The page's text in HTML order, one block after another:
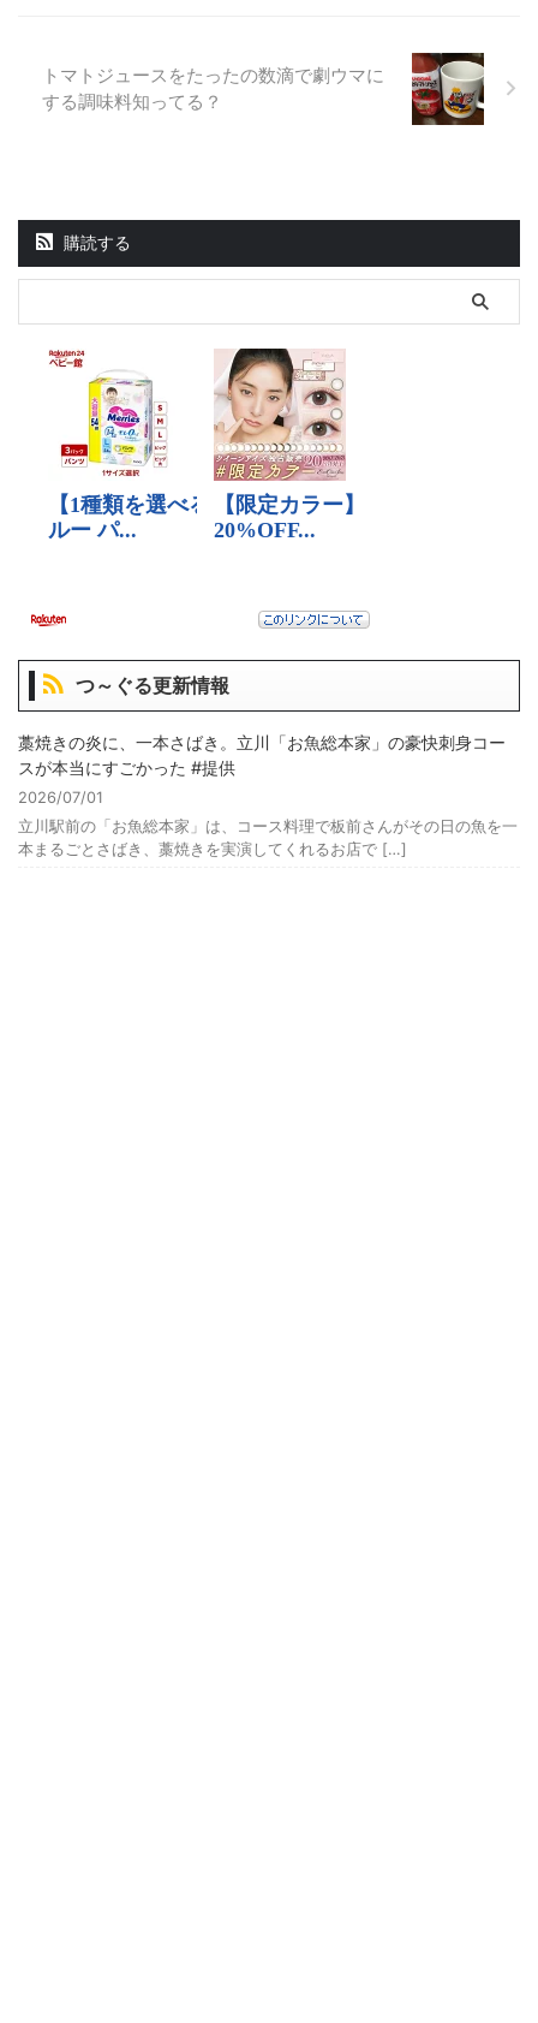
トマトジュースをたったの数滴で劇ウマに
する調味料知ってる？
購読する
つ～ぐる更新情報
藁焼きの炎に、一本さばき。立川「お魚総本家」の豪快刺身コー
スが本当にすごかった #提供
2026/07/01
立川駅前の「お魚総本家」は、コース料理で板前さんがその日の魚を一
本まるごとさばき、藁焼きを実演してくれるお店で […]